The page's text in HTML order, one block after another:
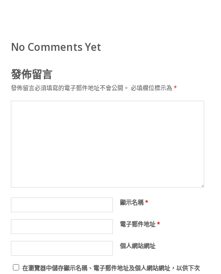
No Comments Yet
發佈留言
發佈留言必須填寫的電子郵件地址不會公開。 必填欄位標示為*
顯示名稱*
電子郵件地址*
個人網站網址
在瀏覽器中儲存顯示名稱、電子郵件地址及個人網站網址，以供下次